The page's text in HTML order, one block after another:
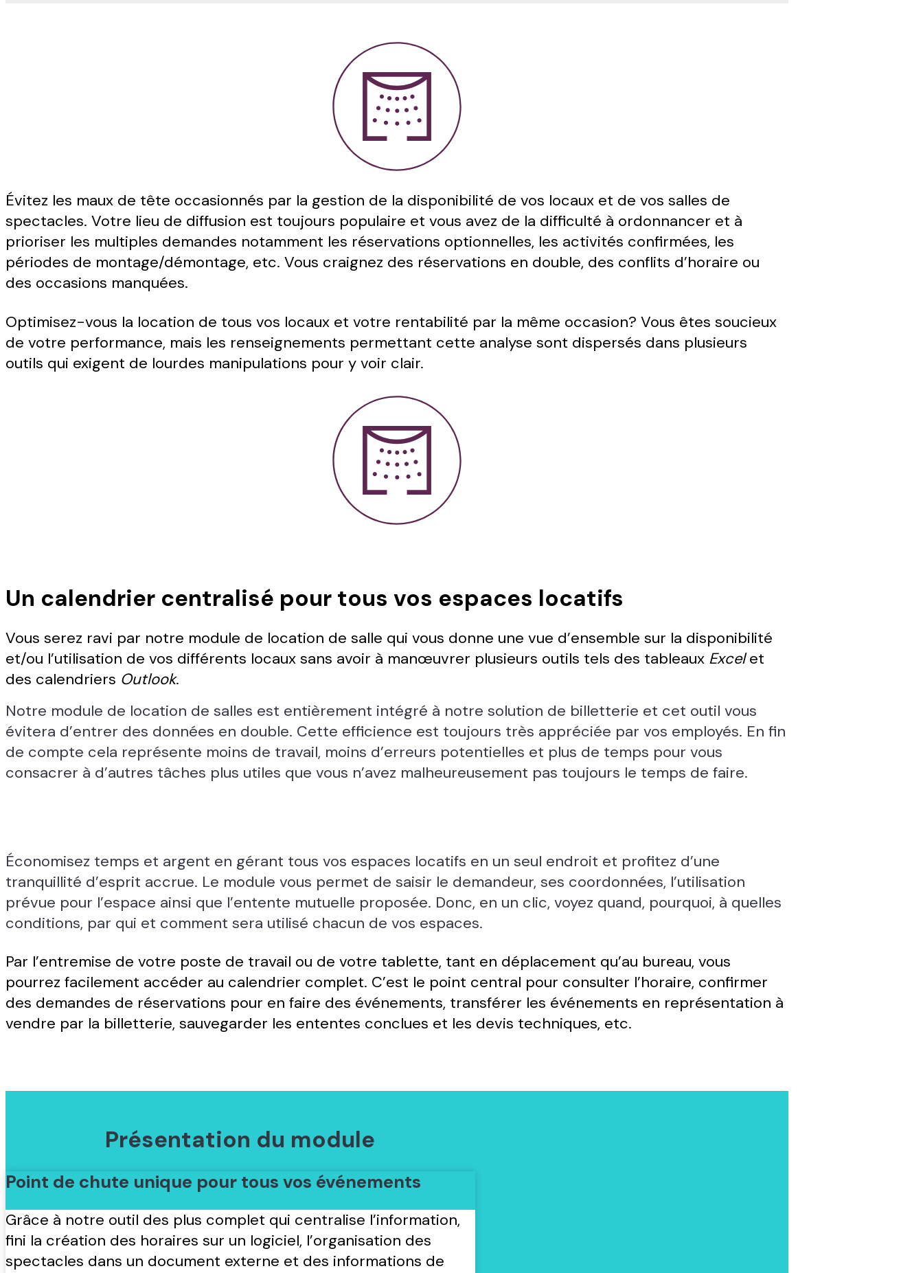
Évitez les maux de tête occasionnés par la gestion de la disponibilité de vos locaux et de vos salles de
spectacles. Votre lieu de diffusion est toujours populaire et vous avez de la difficulté à ordonnancer et à
prioriser les multiples demandes notamment les réservations optionnelles, les activités confirmées, les
périodes de montage/démontage, etc. Vous craignez des réservations en double, des conflits d’horaire ou
des occasions manquées.
Optimisez-vous la location de tous vos locaux et votre rentabilité par la même occasion? Vous êtes soucieux
de votre performance, mais les renseignements permettant cette analyse sont dispersés dans plusieurs
outils qui exigent de lourdes manipulations pour y voir clair.
Un calendrier centralisé pour tous vos espaces locatifs
Vous serez ravi par notre module de location de salle qui vous donne une vue d’ensemble sur la disponibilité
et/ou l’utilisation de vos différents locaux sans avoir à manœuvrer plusieurs outils tels des tableaux Excelet
des calendriers Outlook.
Notre module de location de salles est entièrement intégré à notre solution de billetterie et cet outil vous
évitera d’entrer des données en double. Cette efficience est toujours très appréciée par vos employés. En fin
de compte cela représente moins de travail, moins d’erreurs potentielles et plus de temps pour vous
consacrer à d’autres tâches plus utiles que vous n’avez malheureusement pas toujours le temps de faire.
Économisez temps et argent en gérant tous vos espaces locatifs en un seul endroit et profitez d’une
tranquillité d’esprit accrue. Le module vous permet de saisir le demandeur, ses coordonnées, l’utilisation
prévue pour l’espace ainsi que l’entente mutuelle proposée. Donc, en un clic, voyez quand, pourquoi, à quelles
conditions, par qui et comment sera utilisé chacun de vos espaces.
Par l’entremise de votre poste de travail ou de votre tablette, tant en déplacement qu’au bureau, vous
pourrez facilement accéder au calendrier complet. C’est le point central pour consulter l’horaire, confirmer
des demandes de réservations pour en faire des événements, transférer les événements en représentation à
vendre par la billetterie, sauvegarder les ententes conclues et les devis techniques, etc.
Présentation du module
Point de chute unique pour tous vos événements
Grâce à notre outil des plus complet qui centralise l’information,
fini la création des horaires sur un logiciel, l’organisation des
spectacles dans un document externe et des informations de